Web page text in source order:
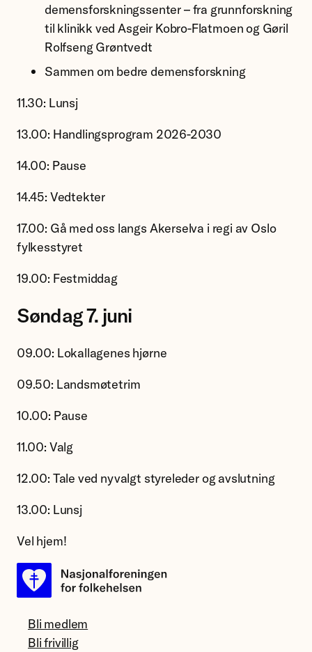
demensforskningssenter – fra grunnforskning
til klinikk ved Asgeir Kobro-Flatmoen og Gøril
Rolfseng Grøntvedt
Sammen om bedre demensforskning
11.30: Lunsj
13.00: Handlingsprogram 2026-2030
14.00: Pause
14.45: Vedtekter
17.00: Gå med oss langs Akerselva i regi av Oslo
fylkesstyret
19.00: Festmiddag
Søndag 7. juni
09.00: Lokallagenes hjørne
09.50: Landsmøtetrim
10.00: Pause
11.00: Valg
12.00: Tale ved nyvalgt styreleder og avslutning
13.00: Lunsj
Vel hjem!
Bli medlem
Bli frivillig